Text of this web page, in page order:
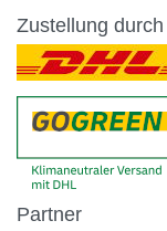
Zustellung durch
Partner